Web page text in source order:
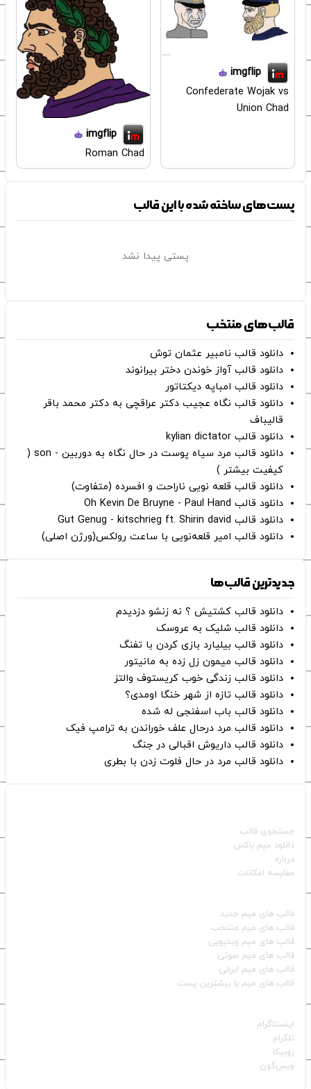
imgflip
Confederate Wojak vs
Union Chad
imgflip
Roman Chad
پست‌های ساخته شده با این قالب
پستی پیدا نشد
قالب‌های منتخب
دانلود قالب نامبیر عثمان ‌توش
دانلود قالب آواز خوندن دختر بیرانوند
دانلود قالب امباپه دیکتاتور
دانلود قالب نگاه عجیب دکتر عراقچی به دکتر محمد باقر
قالیباف
دانلود قالب kylian dictator
دانلود قالب مرد سیاه پوست در حال نگاه به دوربین - son (
کیفیت بیشتر )
دانلود قالب قلعه نویی ناراحت و افسرده (متفاوت)
دانلود قالب Oh Kevin De Bruyne - Paul Hand
دانلود قالب Gut Genug - kitschrieg ft. Shirin david
دانلود قالب امیر قلعه‌نویی با ساعت رولکس(ورژن اصلی)
جدیدترین قالب‌ها
دانلود قالب کشتیش ؟ نه زنشو دزدیدم
دانلود قالب شلیک به عروسک
دانلود قالب بیلیارد بازی کردن با تفنگ
دانلود قالب میمون زل زده به مانیتور
دانلود قالب زندگی خوب کریستوف والتز
دانلود قالب تازه از شهر خنگا اومدی؟
دانلود قالب باب اسفنجی له شده
دانلود قالب مرد درحال علف خوراندن به ترامپ فیک
دانلود قالب داریوش اقبالی در جنگ
دانلود قالب مرد در حال فلوت زدن با بطری
جستجوی قالب
دانلود میم باکس
درباره
مقایسه امکانات
قالب‌ های میم جدید
قالب‌ های میم منتخب
قالب‌ های میم ویدیویی
قالب‌ های میم صوتی
قالب‌ های میم ایرانی
قالب‌ های میم با بیشترین پست
اینستاگرام
تلگرام
روبیکا
ویس‌گون